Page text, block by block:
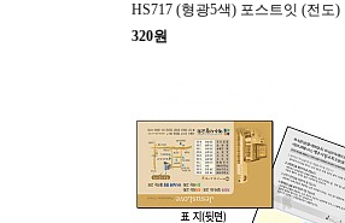
HS717 (형광5색) 포스트잇 (전도)
320원